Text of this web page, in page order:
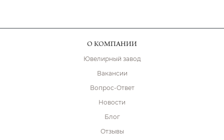
О КОМПАНИИ
Ювелирный завод
Вакансии
Вопрос-Ответ
Новости
Блог
Отзывы